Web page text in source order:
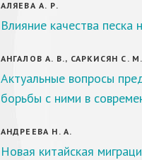
АЛЯЕВА А. Р.
Влияние качества
АНГАЛОВ А. В., САРКИСЯН С. М.
Актуальные вопросы
борьбы с ними в
АНДРЕЕВА Н. А.
Новая китайская